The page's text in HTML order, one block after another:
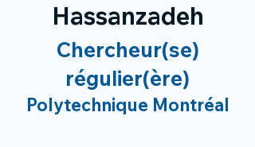
Hassanzadeh
Chercheur(se)
régulier(ère)
Polytechnique Montréal